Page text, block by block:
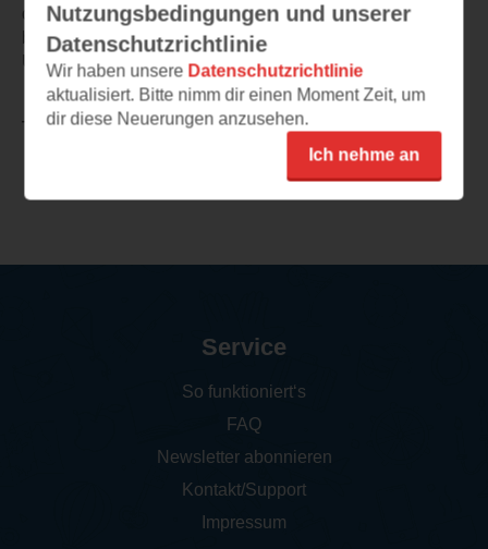
dabei ganz nebenbei ein sehr wichtiges Thema und
bringt dabei den Kindern das gesamte Thema
Umweltschutz näher.
TEILEN
Nutzungsbedingungen und unserer
Datenschutzrichtlinie
Wir haben unsere Datenschutzrichtlinie
aktualisiert. Bitte nimm dir einen Moment Zeit, um
dir diese Neuerungen anzusehen.
Ich nehme an
Service
So funktioniert‘s
FAQ
Newsletter abonnieren
Kontakt/Support
Impressum